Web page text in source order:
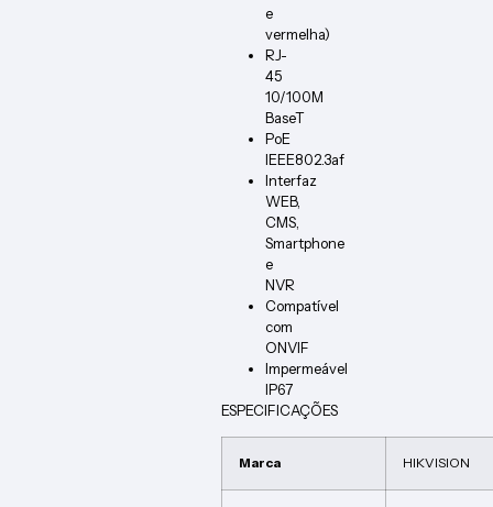
e
vermelha)
RJ-
45
10/100M
BaseT
PoE
IEEE802.3af
Interfaz
WEB,
CMS,
Smartphone
e
NVR
Compatível
com
ONVIF
Impermeável
IP67
ESPECIFICAÇÕES
Marca HIKVISION